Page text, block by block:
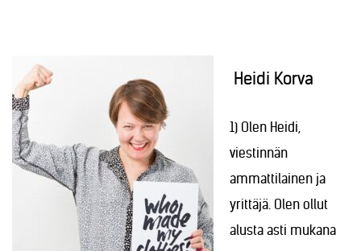
Heidi Korva
1) Olen Heidi,
viestinnän
ammattilainen ja
yrittäjä. Olen ollut
alusta asti mukana